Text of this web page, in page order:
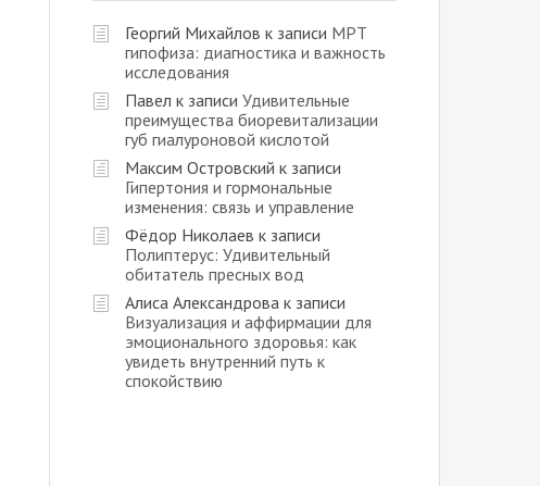
Георгий Михайлов к записи МРТ
гипофиза: диагностика и важность
исследования
Павел к записи Удивительные
преимущества биоревитализации
губ гиалуроновой кислотой
Максим Островский к записи
Гипертония и гормональные
изменения: связь и управление
Фёдор Николаев к записи
Полиптерус: Удивительный
обитатель пресных вод
Алиса Александрова к записи
Визуализация и аффирмации для
эмоционального здоровья: как
увидеть внутренний путь к
спокойствию